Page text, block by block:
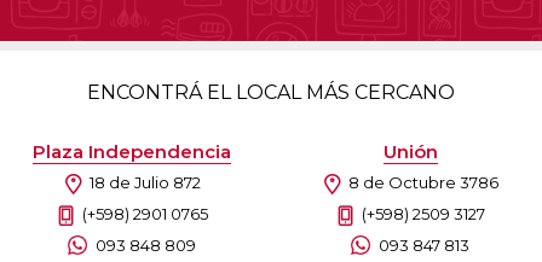
ENCONTRÁ EL LOCAL MÁS CERCANO
Plaza Independencia
18 de Julio 872
(+598) 2901 0765
093 848 809
Unión
8 de Octubre 3786
(+598) 2509 3127
093 847 813